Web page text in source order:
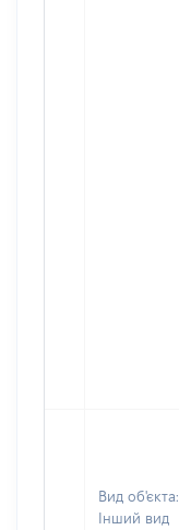
Вид об'єкта:
Інший вид